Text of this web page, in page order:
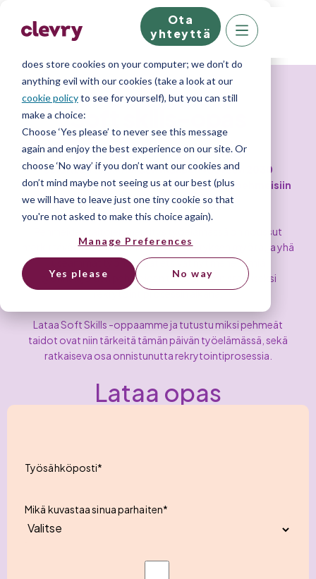
We know right? These cookie pop-ups can really
ruin your visit, so we’ll make this quick. This website
does store cookies on your computer; we don’t do
anything evil with our cookies (take a look at our
cookie policyto see for yourself), but you can still
make a choice:
Choose ‘Yes please’ to never see this message
again and enjoy the best experience on our site. Or
choose ‘No way’ if you don’t want our cookies and
don’t mind maybe not seeing us at our best (plus
we will have to leave just one tiny cookie so that
you're not asked to make this choice again).
Manage Preferences
Yes please No way
Ota
yhteyttä
Soft skills-opas
Deloitten tutkimuksen mukaan vuoteen 2030
mennessä yli 63% työpaikoista perustuu pehmeisiin
taitoihin.
Pehmeiden taitojen merkitys työelämässä on noussut
merkittävään rooliin teknologisen kehityksen myötä, ja yhä
useammat työnantajat etsivät nyt menetelmiä
työnhakijoiden pehmeiden taitojen tunnistamiseksi
rekrytointiprosessin aikana.
Lataa Soft Skills -oppaamme ja tutustu miksi pehmeät
taidot ovat niin tärkeitä tämän päivän työelämässä, sekä
ratkaiseva osa onnistunutta rekrytointiprosessia.
Lataa opas
Työsähköposti*
Mikä kuvastaa sinua parhaiten*